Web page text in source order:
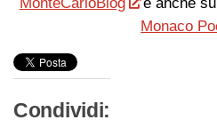
Monaco
Condividi: